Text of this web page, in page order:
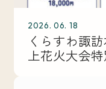
2026. 06. 18
くらすわ諏
上花火大会